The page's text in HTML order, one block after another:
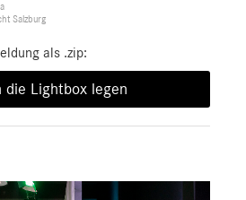
Salzburg
als .zip:
die Lightbox legen